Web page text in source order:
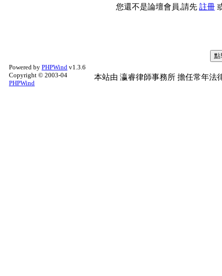
您還不是論壇會員,請先 註冊
Powered by PHPWind v1.3.6
Copyright © 2003-04
PHPWind
本站由 瀛睿律師事務所 擔任常年法